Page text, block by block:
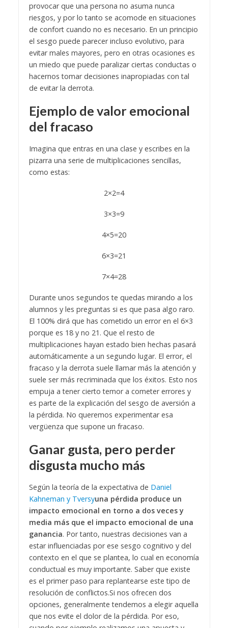
provocar que una persona no asuma nunca
riesgos, y por lo tanto se acomode en situaciones
de confort cuando no es necesario. En un principio
el sesgo puede parecer incluso evolutivo, para
evitar males mayores, pero en otras ocasiones es
un miedo que puede paralizar ciertas conductas o
hacernos tomar decisiones inapropiadas con tal
de evitar la derrota.
Ejemplo de valor emocional
del fracaso
Imagina que entras en una clase y escribes en la
pizarra una serie de multiplicaciones sencillas,
como estas:
2×2=4
3×3=9
4×5=20
6×3=21
7×4=28
Durante unos segundos te quedas mirando a los
alumnos y les preguntas si es que pasa algo raro.
El 100% dirá que has cometido un error en el 6×3
porque es 18 y no 21. Que el resto de
multiplicaciones hayan estado bien hechas pasará
automáticamente a un segundo lugar. El error, el
fracaso y la derrota suele llamar más la atención y
suele ser más recriminada que los éxitos. Esto nos
empuja a tener cierto temor a cometer errores y
es parte de la explicación del sesgo de aversión a
la pérdida. No queremos experimentar esa
vergüenza que supone un fracaso.
Ganar gusta, pero perder
disgusta mucho más
Según la teoría de la expectativa de Daniel
Kahneman y Tversyuna pérdida produce un
impacto emocional en torno a dos veces y
media más que el impacto emocional de una
ganancia. Por tanto, nuestras decisiones van a
estar influenciadas por ese sesgo cognitivo y del
contexto en el que se plantea, lo cual en economía
conductual es muy importante. Saber que existe
es el primer paso para replantearse este tipo de
resolución de conflictos.Si nos ofrecen dos
opciones, generalmente tendemos a elegir aquella
que nos evite el dolor de la pérdida. Por eso,